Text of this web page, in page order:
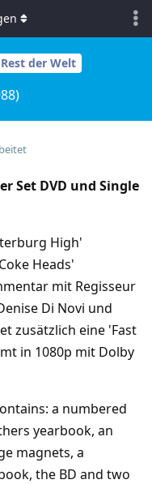
Rest der Welt
Set DVD und Single
High'
Heads'
mit Regisseur
Di Novi und
zusätzlich eine 'Fast
in 1080p mit Dolby
a numbered
yearbook, an
magnets, a
the BD and two